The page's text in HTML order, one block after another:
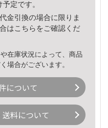
定です。
金引換の場合に限りま
はこちら をご確認くだ
在庫状況によって、商品
場合がございます。
について
料について